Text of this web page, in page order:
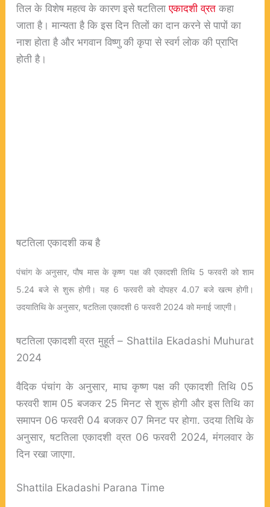
तिल के विशेष महत्व के कारण इसे षटतिलाएकादशी व्रतकहा
जाता है। मान्यता है कि इस दिन तिलों का दान करने से पापों का
नाश होता है और भगवान विष्णु की कृपा से स्वर्ग लोक की प्राप्ति
होती है।
षटतिला एकादशी कब है
पंचांग के अनुसार, पौष मास के कृष्ण पक्ष की एकादशी तिथि 5 फरवरी को शाम
5.24 बजे से शुरू होगी। यह 6 फरवरी को दोपहर 4.07 बजे खत्म होगी।
उदयातिथि के अनुसार, षटतिला एकादशी 6 फरवरी 2024 को मनाई जाएगी।
षटतिला एकादशी व्रत मुहूर्त – Shattila Ekadashi Muhurat
2024
वैदिक पंचांग के अनुसार, माघ कृष्ण पक्ष की एकादशी तिथि 05
फरवरी शाम 05 बजकर 25 मिनट से शुरू होगी और इस तिथि का
समापन 06 फरवरी 04 बजकर 07 मिनट पर होगा. उदया तिथि के
अनुसार, षटतिला एकादशी व्रत 06 फरवरी 2024, मंगलवार के
दिन रखा जाएगा.
Shattila Ekadashi Parana Time